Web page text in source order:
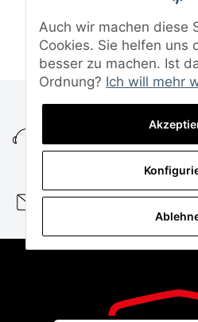
MO. - DO. 08:00 - 16:00
FR. 08:00 - 14:00 UHR
Auch wir machen diese
Cookies. Sie helfen uns
besser zu machen. Ist
Ordnung? Ich will mehr